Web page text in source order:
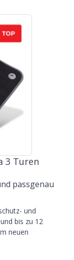
3 Turen
passgenau
und
bis zu 12
neuen